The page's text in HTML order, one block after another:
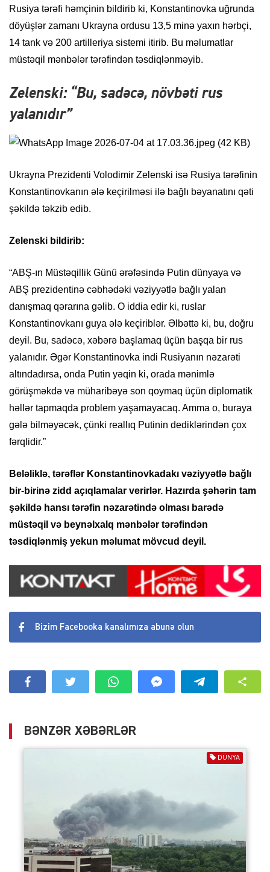
Rusiya tərəfi həmçinin bildirib ki, Konstantinovka uğrunda
döyüşlər zamanı Ukrayna ordusu 13,5 minə yaxın hərbçi,
14 tank və 200 artilleriya sistemi itirib. Bu məlumatlar
müstəqil mənbələr tərəfindən təsdiqlənməyib.
Zelenski: “Bu, sadəcə, növbəti rus
yalanıdır”
Ukrayna Prezidenti Volodimir Zelenski isə Rusiya tərəfinin
Konstantinovkanın ələ keçirilməsi ilə bağlı bəyanatını qəti
şəkildə təkzib edib.
Zelenski bildirib:
“ABŞ-ın Müstəqillik Günü ərəfəsində Putin dünyaya və
ABŞ prezidentinə cəbhədəki vəziyyətlə bağlı yalan
danışmaq qərarına gəlib. O iddia edir ki, ruslar
Konstantinovkanı guya ələ keçiriblər. Əlbəttə ki, bu, doğru
deyil. Bu, sadəcə, xəbərə başlamaq üçün başqa bir rus
yalanıdır. Əgər Konstantinovka indi Rusiyanın nəzarəti
altındadırsa, onda Putin yəqin ki, orada mənimlə
görüşməkdə və müharibəyə son qoymaq üçün diplomatik
həllər tapmaqda problem yaşamayacaq. Amma o, buraya
gələ bilməyəcək, çünki reallıq Putinin dediklərindən çox
fərqlidir.”
Beləliklə, tərəflər Konstantinovkadakı vəziyyətlə bağlı
bir-birinə zidd açıqlamalar verirlər. Hazırda şəhərin tam
şəkildə hansı tərəfin nəzarətində olması barədə
müstəqil və beynəlxalq mənbələr tərəfindən
təsdiqlənmiş yekun məlumat mövcud deyil.
Bizim Facebooka kanalımıza abunə olun
BƏNZƏR XƏBƏRLƏR
DÜNYA